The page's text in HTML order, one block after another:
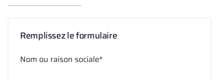
Remplissez le formulaire
Nom ou raison sociale*